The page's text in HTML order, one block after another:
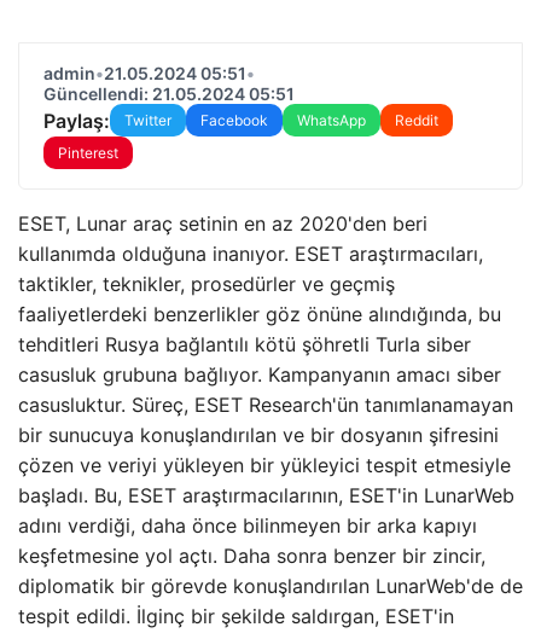
admin•21.05.2024 05:51•
Güncellendi: 21.05.2024 05:51
Paylaş: Twitter Facebook WhatsApp
Reddit
Pinterest
ESET, Lunar araç setinin en az 2020'den beri
kullanımda olduğuna inanıyor. ESET araştırmacıları,
taktikler, teknikler, prosedürler ve geçmiş
faaliyetlerdeki benzerlikler göz önüne alındığında, bu
tehditleri Rusya bağlantılı kötü şöhretli Turla siber
casusluk grubuna bağlıyor. Kampanyanın amacı siber
casusluktur. Süreç, ESET Research'ün tanımlanamayan
bir sunucuya konuşlandırılan ve bir dosyanın şifresini
çözen ve veriyi yükleyen bir yükleyici tespit etmesiyle
başladı. Bu, ESET araştırmacılarının, ESET'in LunarWeb
adını verdiği, daha önce bilinmeyen bir arka kapıyı
keşfetmesine yol açtı. Daha sonra benzer bir zincir,
diplomatik bir görevde konuşlandırılan LunarWeb'de de
tespit edildi. İlginç bir şekilde saldırgan, ESET'in